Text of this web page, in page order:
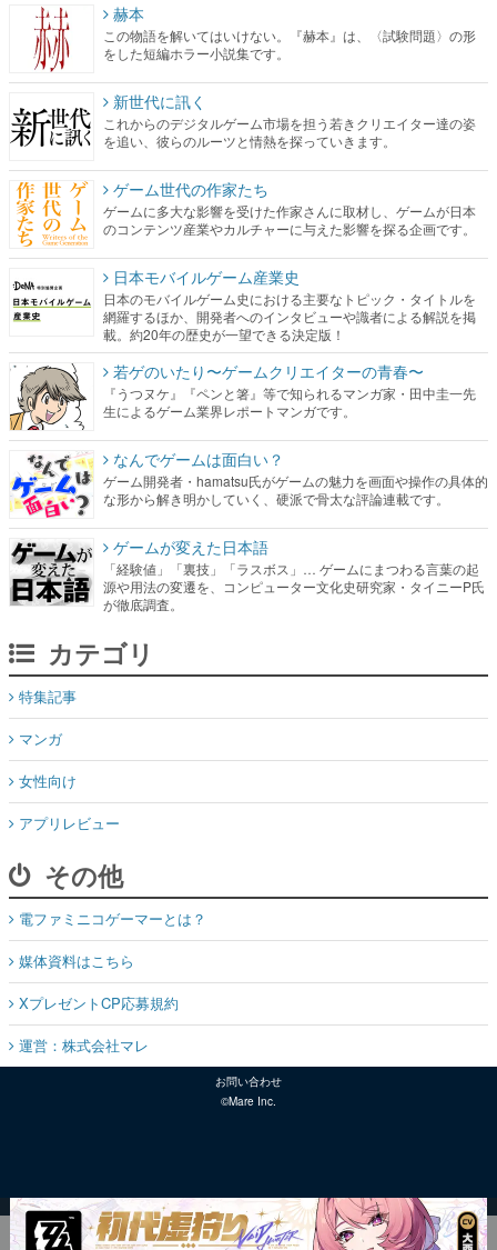
赫本
この物語を解いてはいけない。『赫本』は、〈試験問題〉の形
をした短編ホラー小説集です。
新世代に訊く
これからのデジタルゲーム市場を担う若きクリエイター達の姿
を追い、彼らのルーツと情熱を探っていきます。
ゲーム世代の作家たち
ゲームに多大な影響を受けた作家さんに取材し、ゲームが日本
のコンテンツ産業やカルチャーに与えた影響を探る企画です。
日本モバイルゲーム産業史
日本のモバイルゲーム史における主要なトピック・タイトルを
網羅するほか、開発者へのインタビューや識者による解説を掲
載。約20年の歴史が一望できる決定版！
若ゲのいたり〜ゲームクリエイターの青春〜
『うつヌケ』『ペンと箸』等で知られるマンガ家・田中圭一先
生によるゲーム業界レポートマンガです。
なんでゲームは面白い？
ゲーム開発者・hamatsu氏がゲームの魅力を画面や操作の具体的
な形から解き明かしていく、硬派で骨太な評論連載です。
ゲームが変えた日本語
「経験値」「裏技」「ラスボス」… ゲームにまつわる言葉の起
源や用法の変遷を、コンピューター文化史研究家・タイニーP氏
が徹底調査。
カテゴリ
特集記事
マンガ
女性向け
アプリレビュー
その他
電ファミニコゲーマーとは？
媒体資料はこちら
XプレゼントCP応募規約
運営：株式会社マレ
お問い合わせ
©Mare Inc.